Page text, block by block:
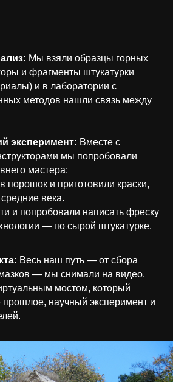
Мы взяли образцы горных
и фрагменты штукатурки
и в лаборатории с
методов нашли связь между
эксперимент: Вместе с
мы попробовали
мастера:
порошок и приготовили краски,
века.
и попробовали написать фреску
— по сырой штукатурке.
Весь наш путь — от сбора
— мы снимали на видео.
мостом, который
прошлое, научный эксперимент и